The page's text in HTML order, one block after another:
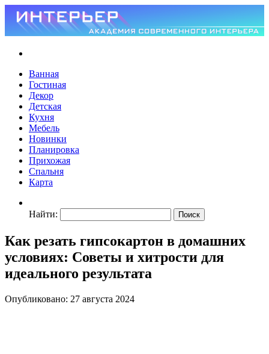
Ванная
Гостиная
Декор
Детская
Кухня
Мебель
Новинки
Планировка
Прихожая
Спальня
Карта
Найти:
Как резать гипсокартон в домашних
условиях: Советы и хитрости для
идеального результата
Опубликовано: 27 августа 2024